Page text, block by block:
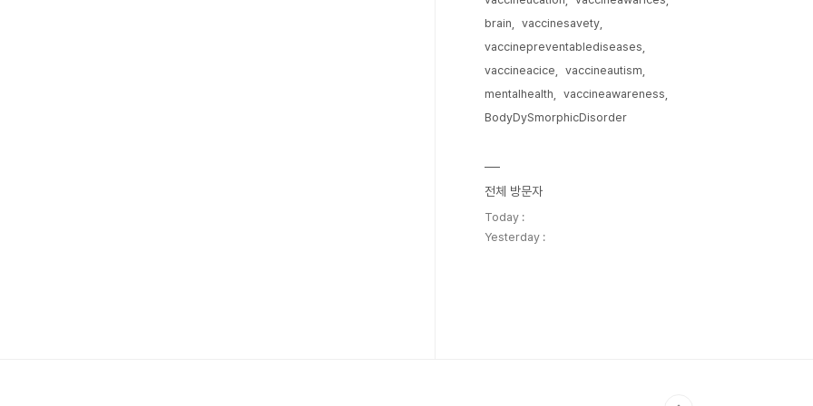
brain
vaccinesavety
vaccinepreventablediseases
vaccineacice
vaccineautism
mentalhealth
vaccineawareness
BodyDySmorphicDisorder
전체 방문자
Today :
Yesterday :